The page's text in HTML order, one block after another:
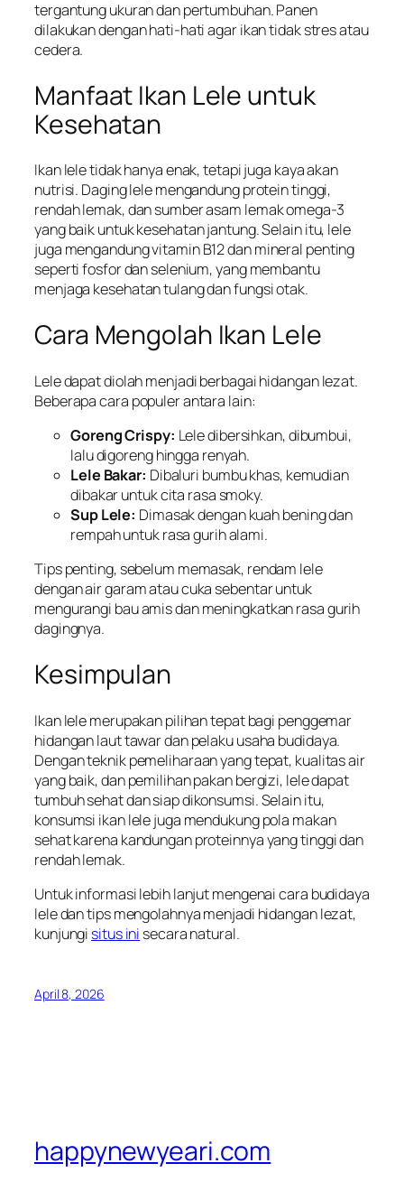
tergantung ukuran dan pertumbuhan. Panen
dilakukan dengan hati-hati agar ikan tidak stres atau
cedera.
Manfaat Ikan Lele untuk
Kesehatan
Ikan lele tidak hanya enak, tetapi juga kaya akan
nutrisi. Daging lele mengandung protein tinggi,
rendah lemak, dan sumber asam lemak omega-3
yang baik untuk kesehatan jantung. Selain itu, lele
juga mengandung vitamin B12 dan mineral penting
seperti fosfor dan selenium, yang membantu
menjaga kesehatan tulang dan fungsi otak.
Cara Mengolah Ikan Lele
Lele dapat diolah menjadi berbagai hidangan lezat.
Beberapa cara populer antara lain:
Goreng Crispy: Lele dibersihkan, dibumbui,
lalu digoreng hingga renyah.
Lele Bakar: Dibaluri bumbu khas, kemudian
dibakar untuk cita rasa smoky.
Sup Lele: Dimasak dengan kuah bening dan
rempah untuk rasa gurih alami.
Tips penting, sebelum memasak, rendam lele
dengan air garam atau cuka sebentar untuk
mengurangi bau amis dan meningkatkan rasa gurih
dagingnya.
Kesimpulan
Ikan lele merupakan pilihan tepat bagi penggemar
hidangan laut tawar dan pelaku usaha budidaya.
Dengan teknik pemeliharaan yang tepat, kualitas air
yang baik, dan pemilihan pakan bergizi, lele dapat
tumbuh sehat dan siap dikonsumsi. Selain itu,
konsumsi ikan lele juga mendukung pola makan
sehat karena kandungan proteinnya yang tinggi dan
rendah lemak.
Untuk informasi lebih lanjut mengenai cara budidaya
lele dan tips mengolahnya menjadi hidangan lezat,
kunjungi situs ini secara natural.
April 8, 2026
happynewyeari.com